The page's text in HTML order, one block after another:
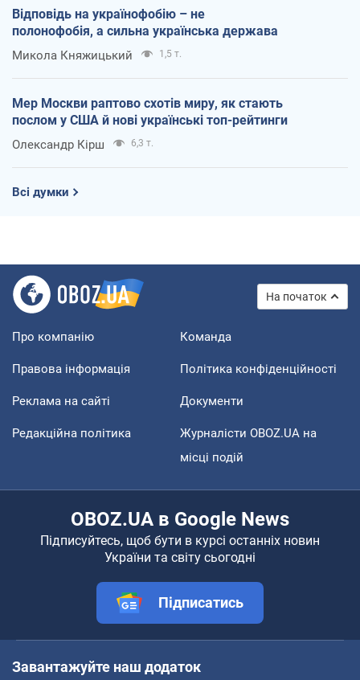
Відповідь на українофобію – не
полонофобія, а сильна українська держава
Микола Княжицький 1,5 т.
Мер Москви раптово схотів миру, як стають
послом у США й нові українські топ-рейтинги
Олександр Кірш 6,3 т.
Всі думки
На початок
Про компанію Команда
Правова інформація Політика конфіденційності
Реклама на сайті Документи
Редакційна політика
Журналісти OBOZ.UA на
місці подій
OBOZ.UA в Google News
Підписуйтесь, щоб бути в курсі останніх новин
України та світу сьогодні
Підписатись
Завантажуйте наш додаток